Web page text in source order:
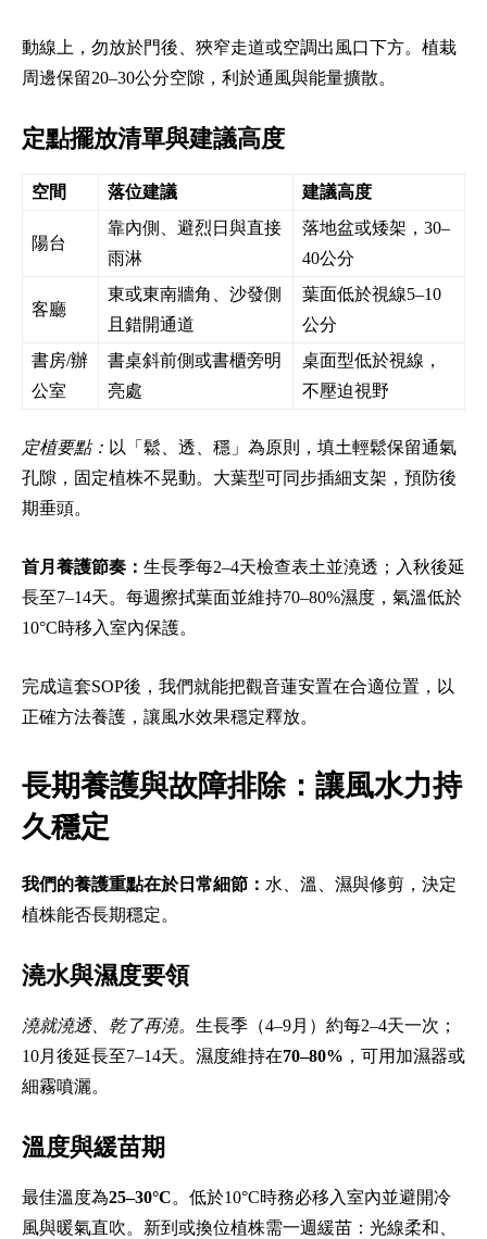
動線上，勿放於門後、狹窄走道或空調出風口下方。植栽
周邊保留20–30公分空隙，利於通風與能量擴散。
定點擺放清單與建議高度
空間 落位建議 建議高度
陽台
靠內側、避烈日與直接
雨淋
落地盆或矮架，30–
40公分
客廳
東或東南牆角、沙發側
且錯開通道
葉面低於視線5–10
公分
書房/辦
公室
書桌斜前側或書櫃旁明
亮處
桌面型低於視線，
不壓迫視野
定植要點： 以「鬆、透、穩」為原則，填土輕鬆保留通氣
孔隙，固定植株不晃動。大葉型可同步插細支架，預防後
期垂頭。
首月養護節奏： 生長季每2–4天檢查表土並澆透；入秋後延
長至7–14天。每週擦拭葉面並維持70–80%濕度，氣溫低於
10°C時移入室內保護。
完成這套SOP後，我們就能把觀音蓮安置在合適位置，以
正確方法養護，讓風水效果穩定釋放。
長期養護與故障排除：讓風水力持
久穩定
我們的養護重點在於日常細節： 水、溫、濕與修剪，決定
植株能否長期穩定。
澆水與濕度要領
澆就澆透、乾了再澆。 生長季（4–9月）約每2–4天一次；
10月後延長至7–14天。濕度維持在70–80% ，可用加濕器或
細霧噴灑。
溫度與緩苗期
最佳溫度為25–30°C。低於10°C時務必移入室內並避開冷
風與暖氣直吹。新到或換位植株需一週緩苗：光線柔和、